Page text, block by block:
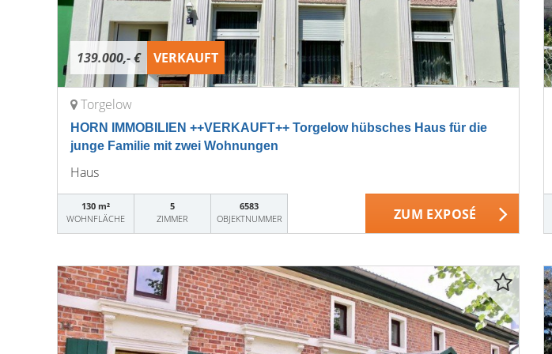
139.000,- € VERKAUFT
Torgelow
HORN IMMOBILIEN ++VERKAUFT++ Torgelow hübsches Haus für die
junge Familie mit zwei Wohnungen
Haus
130 m²
WOHNFLÄCHE
5
ZIMMER
6583
OBJEKTNUMMER
ZUM EXPOSÉ